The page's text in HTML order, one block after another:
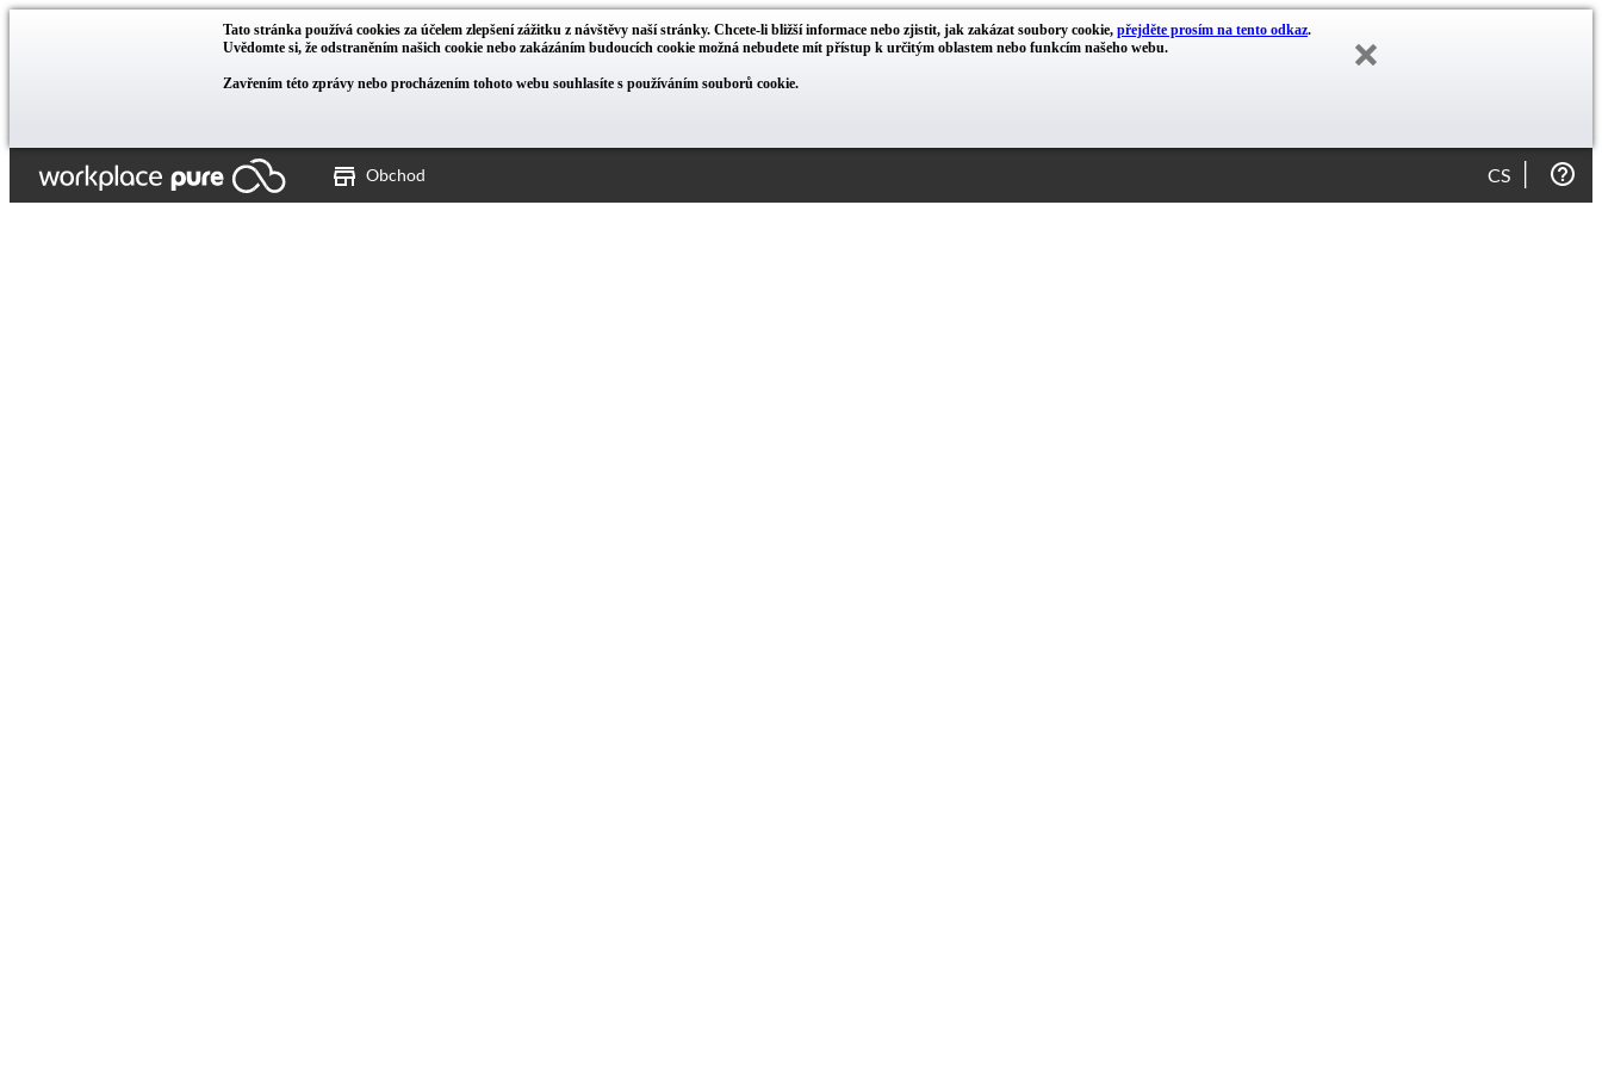
Tato stránka používá cookies za účelem zlepšení zážitku z návštěvy naší stránky. Chcete-li bližší informace nebo zjistit, jak zakázat soubory cookie, přejděte prosím na tento odkaz.
Uvědomte si, že odstraněním našich cookie nebo zakázáním budoucích cookie možná nebudete mít přístup k určitým oblastem nebo funkcím našeho webu.
Zavřením této zprávy nebo procházením tohoto webu souhlasíte s používáním souborů cookie.
Obchod CS